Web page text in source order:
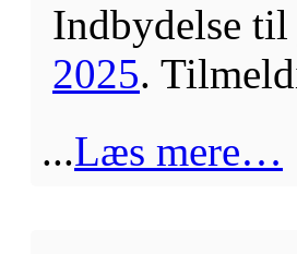
Indbydelse
2025.
...Læs mere…